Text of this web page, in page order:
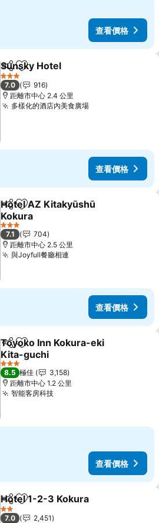
查看價格
分享 放到收藏夾
Sunsky Hotel
3 星級
7.0
916
距離市中心 2.4 公里
多樣化的酒店內美食廣場
查看價格
分享 放到收藏夾
Hotel AZ Kitakyūshū
Kokura
3 星級
7.1
704
距離市中心 2.5 公里
與Joyfull餐廳相連
查看價格
分享 放到收藏夾
Toyoko Inn Kokura-eki
Kita-guchi
3 星級
8.5 極佳
3,158
距離市中心 1.2 公里
智能客房科技
查看價格
分享 放到收藏夾
Hotel 1-2-3 Kokura
2 星級
7.0
2,451